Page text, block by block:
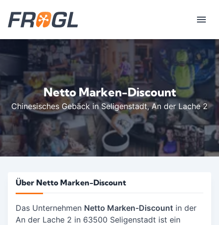
Netto Marken-Discount
Chinesisches Gebäck in Seligenstadt, An der Lache 2
Über Netto Marken-Discount
Das Unternehmen Netto Marken-Discount in der
An der Lache 2 in 63500 Seligenstadt ist ein